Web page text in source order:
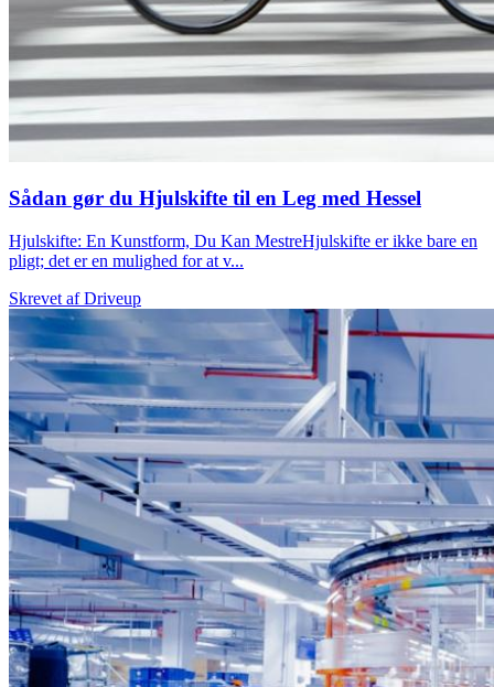
Sådan gør du Hjulskifte til en Leg med Hessel
Hjulskifte: En Kunstform, Du Kan MestreHjulskifte er ikke bare en
pligt; det er en mulighed for at v...
Skrevet afDriveup